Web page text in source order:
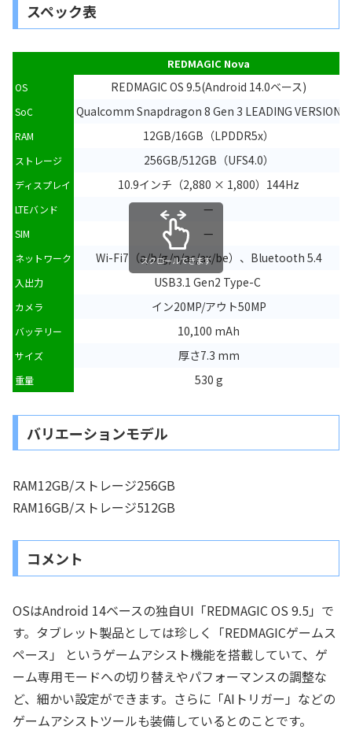
スペック表
REDMAGIC Nova
OS REDMAGIC OS 9.5(Android 14.0ベース)
SoC Qualcomm Snapdragon 8 Gen 3 LEADING VERSION
RAM 12GB/16GB（LPDDR5x）
ストレージ 256GB/512GB（UFS4.0）
ディスプレイ 10.9インチ（2,880 × 1,800）144Hz
LTEバンド —
SIM —
ネットワーク Wi-Fi7（a/b/g/n/ac/ax/be）、Bluetooth 5.4
入出力 USB3.1 Gen2 Type-C
カメラ イン20MP/アウト50MP
バッテリー 10,100 mAh
サイズ 厚さ7.3 mm
重量 530 g
スクロールできます
バリエーションモデル
RAM12GB/ストレージ256GB
RAM16GB/ストレージ512GB
コメント
OSはAndroid 14ベースの独自UI「REDMAGIC OS 9.5」で
す。タブレット製品としては珍しく「REDMAGICゲームス
ペース」 というゲームアシスト機能を搭載していて、ゲ
ーム専用モードへの切り替えやパフォーマンスの調整な
ど、細かい設定ができます。さらに「AIトリガー」などの
ゲームアシストツールも装備しているとのことです。